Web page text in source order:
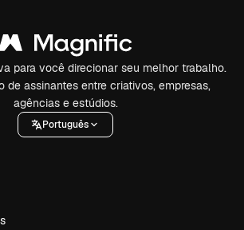
para você direcionar seu melhor trabalho.
de assinantes entre criativos, empresas,
agências e estúdios.
Português